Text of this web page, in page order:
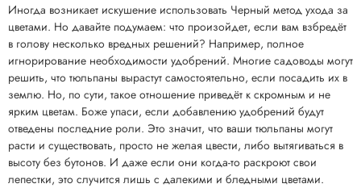
Иногда возникает искушение использовать Черный метод ухода за
цветами. Но давайте подумаем: что произойдет, если вам взбредёт
в голову несколько вредных решений? Например, полное
игнорирование необходимости удобрений. Многие садоводы могут
решить, что тюльпаны вырастут самостоятельно, если посадить их в
землю. Но, по сути, такое отношение приведёт к скромным и не
ярким цветам. Боже упаси, если добавлению удобрений будут
отведены последние роли. Это значит, что ваши тюльпаны могут
расти и существовать, просто не желая цвести, либо вытягиваться в
высоту без бутонов. И даже если они когда-то раскроют свои
лепестки, это случится лишь с далекими и бледными цветами.